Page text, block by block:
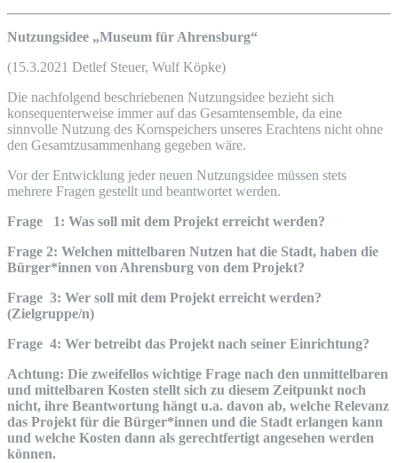
Nutzungsidee „Museum für Ahrensburg“
(15.3.2021 Detlef Steuer, Wulf Köpke)
Die nachfolgend beschriebenen Nutzungsidee bezieht sich
konsequenterweise immer auf das Gesamtensemble, da eine
sinnvolle Nutzung des Kornspeichers unseres Erachtens nicht ohne
den Gesamtzusammenhang gegeben wäre.
Vor der Entwicklung jeder neuen Nutzungsidee müssen stets
mehrere Fragen gestellt und beantwortet werden.
Frage 1: Was soll mit dem Projekt erreicht werden?
Frage 2: Welchen mittelbaren Nutzen hat die Stadt, haben die
Bürger*innen von Ahrensburg von dem Projekt?
Frage 3: Wer soll mit dem Projekt erreicht werden?
(Zielgruppe/n)
Frage 4: Wer betreibt das Projekt nach seiner Einrichtung?
Achtung: Die zweifellos wichtige Frage nach den unmittelbaren
und mittelbaren Kosten stellt sich zu diesem Zeitpunkt noch
nicht, ihre Beantwortung hängt u.a. davon ab, welche Relevanz
das Projekt für die Bürger*innen und die Stadt erlangen kann
und welche Kosten dann als gerechtfertigt angesehen werden
können.